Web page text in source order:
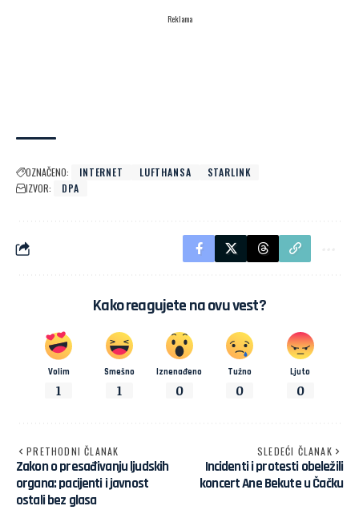
Reklama
OZNAČENO: INTERNET LUFTHANSA
STARLINK
IZVOR:
DPA
Kako reagujete na ovu vest?
Volim
1
Smešno
1
Iznenađeno
0
Tužno
0
Ljuto
0
PRETHODNI ČLANAK
Zakon o presađivanju ljudskih
organa: pacijenti i javnost
ostali bez glasa
SLEDEĆI ČLANAK
Incidenti i protesti obeležili
koncert Ane Bekute u Čačku